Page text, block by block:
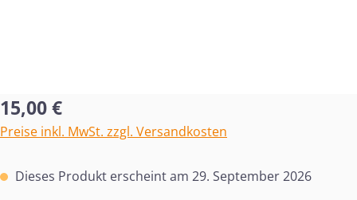
Regulärer Preis:
15,00 €
Preise inkl. MwSt. zzgl. Versandkosten
Dieses Produkt erscheint am 29. September 2026